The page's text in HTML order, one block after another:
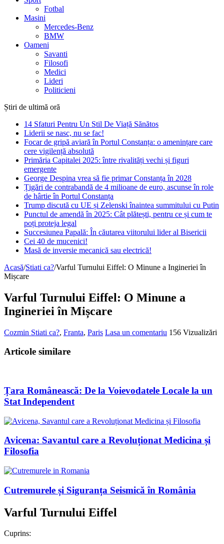
Fotbal
Masini
Mercedes-Benz
BMW
Oameni
Savanti
Filosofi
Medici
Lideri
Politicieni
Știri de ultimă oră
14 Sfaturi Pentru Un Stil De Viață Sănătos
Liderii se nasc, nu se fac!
Focar de gripă aviară în Portul Constanța: o amenințare care
cere vigilență absolută
Primăria Capitalei 2025: între rivalități vechi și figuri
emergente
George Despina vrea să fie primar Constanța în 2028
Țigări de contrabandă de 4 milioane de euro, ascunse în role
de hârtie în Portul Constanța
Trump discută cu UE și Zelenski înaintea summitului cu Putin
Punctul de amendă în 2025: Cât plătești, pentru ce și cum te
poți proteja legal
Succesiunea Papală: În căutarea viitorului lider al Bisericii
Cei 40 de mucenici!
Masă de inversie mecanică sau electrică!
Acasă/Stiati ca?/Varful Turnului Eiffel: O Minune a Ingineriei în
Mișcare
Varful Turnului Eiffel: O Minune a
Ingineriei în Mișcare
Cozmin Stiati ca?, Franta, Paris Lasa un comentariu 156 Vizualizări
Articole similare
Țara Românească: De la Voievodatele Locale la un
Stat Independent
Avicena: Savantul care a Revoluționat Medicina și
Filosofia
Cutremurele și Siguranța Seismică în România
Varful Turnului Eiffel
Cuprins: